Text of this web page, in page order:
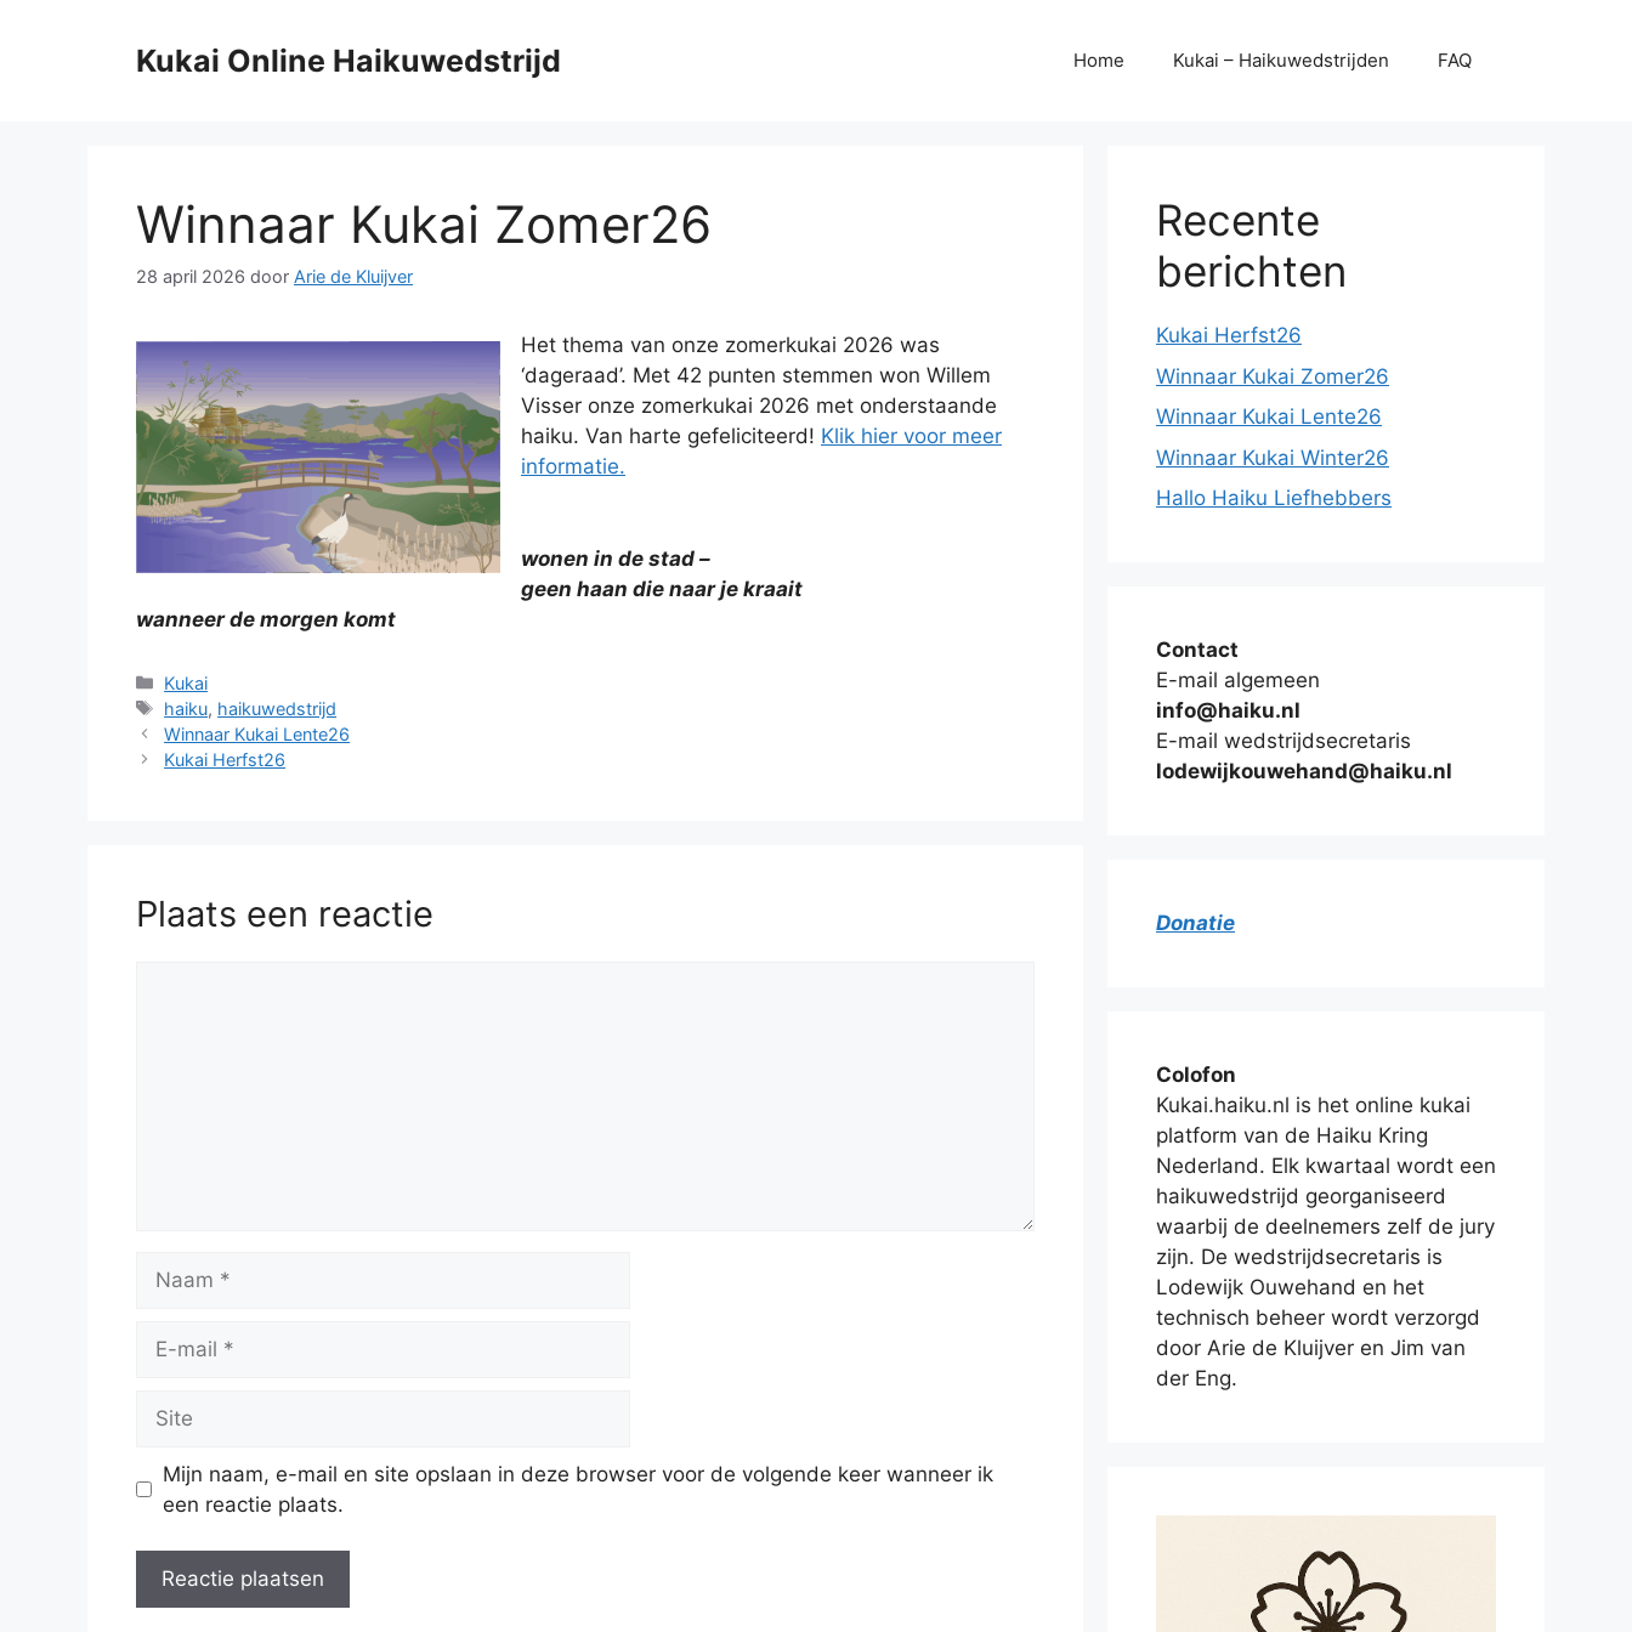
Kukai Online Haikuwedstrijd Home Kukai – Haikuwedstrijden FAQ
Winnaar Kukai Zomer26
28 april 2026 door Arie de Kluijver
Het thema van onze zomerkukai 2026 was
‘dageraad’. Met 42 punten stemmen won Willem
Visser onze zomerkukai 2026 met onderstaande
haiku. Van harte gefeliciteerd! Klik hier voor meer
informatie.
wonen in de stad –
geen haan die naar je kraait
wanneer de morgen komt
Categorieën
Kukai
Tags
haiku, haikuwedstrijd
Winnaar Kukai Lente26
Kukai Herfst26
Plaats een reactie
mail
Mijn naam, e-mail en site opslaan in deze browser voor de volgende keer wanneer ik
een reactie plaats.
Recente
berichten
Kukai Herfst26
Winnaar Kukai Zomer26
Winnaar Kukai Lente26
Winnaar Kukai Winter26
Hallo Haiku Liefhebbers
Contact
E-mail algemeen
info@haiku.nl
E-mail wedstrijdsecretaris
lodewijkouwehand@haiku.nl
Donatie
Colofon
Kukai.haiku.nl is het online kukai
platform van de Haiku Kring
Nederland. Elk kwartaal wordt een
haikuwedstrijd georganiseerd
waarbij de deelnemers zelf de jury
zijn. De wedstrijdsecretaris is
Lodewijk Ouwehand en het
technisch beheer wordt verzorgd
door Arie de Kluijver en Jim van
der Eng.